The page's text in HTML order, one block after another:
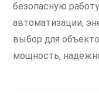
безопасную
автоматизации,
выбор для
мощность,